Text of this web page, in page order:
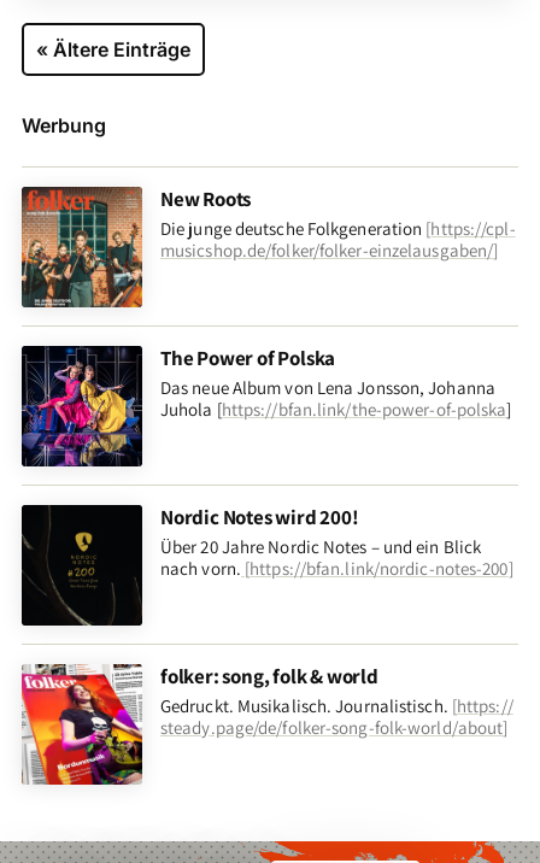
« Ältere Einträge
Werbung
New Roots
Die junge deutsche Folkgeneration [https://cpl-
musicshop.de/folker/folker-einzelausgaben/]
The Power of Polska
Das neue Album von Lena Jonsson, Johanna
Juhola [https://bfan.link/the-power-of-polska]
Nordic Notes wird 200!
Über 20 Jahre Nordic Notes – und ein Blick
nach vorn. [https://bfan.link/nordic-notes-200]
folker: song, folk & world
Gedruckt. Musikalisch. Journalistisch. [https://
steady.page/de/folker-song-folk-world/about]